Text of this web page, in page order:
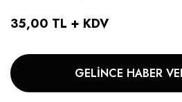
35,00 TL + KDV
GELİNCE HABER